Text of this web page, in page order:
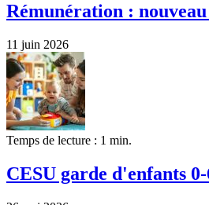
Rémunération :
11 juin 2026
Temps de lecture : 1 min.
CESU garde d'enfants